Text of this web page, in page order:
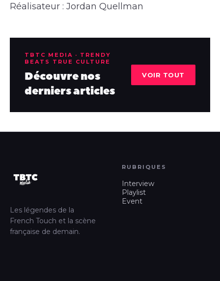
Réalisateur : Jordan Quellman
TBTC MEDIA · TRENDY
BEATS TRUE CULTURE
Découvre nos
derniers articles
VOIR TOUT
Les légendes de la
French Touch et la scène
française de demain.
RUBRIQUES
Interview
Playlist
Event